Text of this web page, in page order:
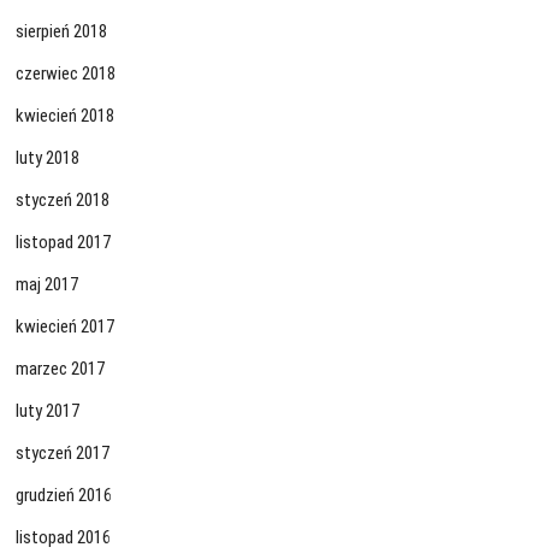
sierpień 2018
czerwiec 2018
kwiecień 2018
luty 2018
styczeń 2018
listopad 2017
maj 2017
kwiecień 2017
marzec 2017
luty 2017
styczeń 2017
grudzień 2016
listopad 2016